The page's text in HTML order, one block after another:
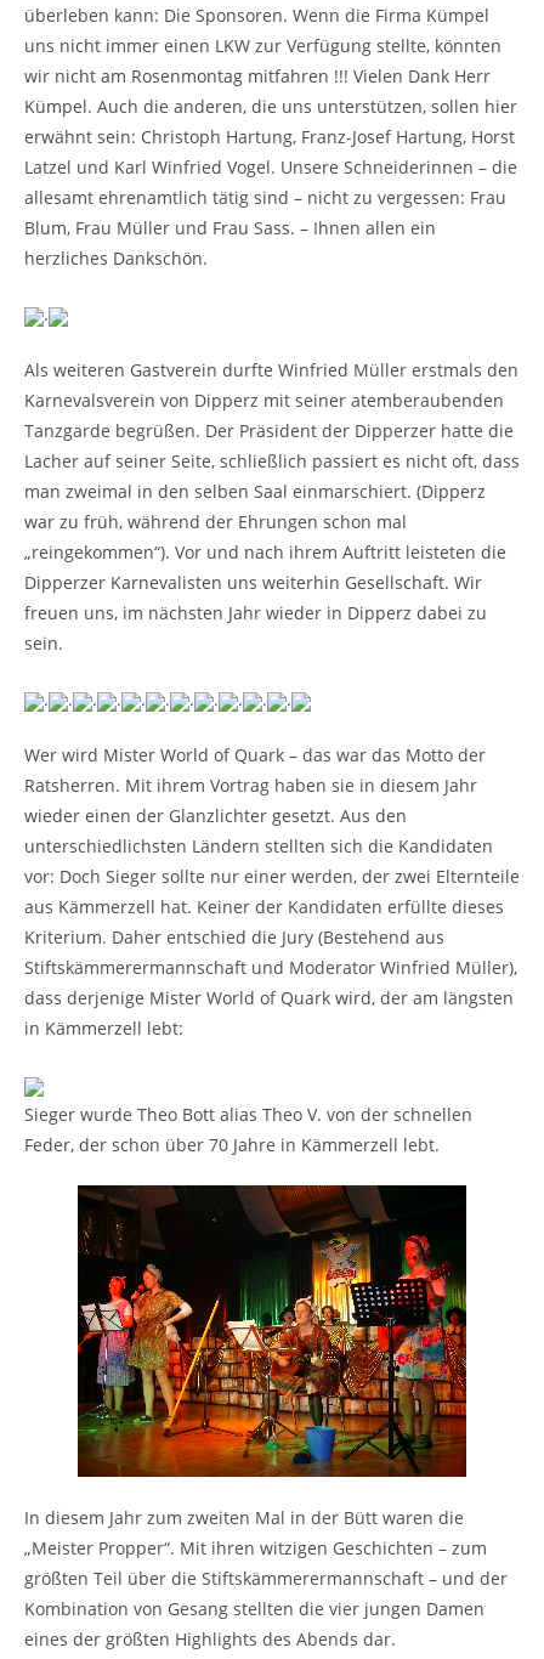
überleben kann: Die Sponsoren. Wenn die Firma Kümpel
uns nicht immer einen LKW zur Verfügung stellte, könnten
wir nicht am Rosenmontag mitfahren !!! Vielen Dank Herr
Kümpel. Auch die anderen, die uns unterstützen, sollen hier
erwähnt sein: Christoph Hartung, Franz-Josef Hartung, Horst
Latzel und Karl Winfried Vogel. Unsere Schneiderinnen – die
allesamt ehrenamtlich tätig sind – nicht zu vergessen: Frau
Blum, Frau Müller und Frau Sass. – Ihnen allen ein
herzliches Dankschön.
.
Als weiteren Gastverein durfte Winfried Müller erstmals den
Karnevalsverein von Dipperz mit seiner atemberaubenden
Tanzgarde begrüßen. Der Präsident der Dipperzer hatte die
Lacher auf seiner Seite, schließlich passiert es nicht oft, dass
man zweimal in den selben Saal einmarschiert. (Dipperz
war zu früh, während der Ehrungen schon mal
„reingekommen“). Vor und nach ihrem Auftritt leisteten die
Dipperzer Karnevalisten uns weiterhin Gesellschaft. Wir
freuen uns, im nächsten Jahr wieder in Dipperz dabei zu
sein.
. . . . . . . . . . .
Wer wird Mister World of Quark – das war das Motto der
Ratsherren. Mit ihrem Vortrag haben sie in diesem Jahr
wieder einen der Glanzlichter gesetzt. Aus den
unterschiedlichsten Ländern stellten sich die Kandidaten
vor: Doch Sieger sollte nur einer werden, der zwei Elternteile
aus Kämmerzell hat. Keiner der Kandidaten erfüllte dieses
Kriterium. Daher entschied die Jury (Bestehend aus
Stiftskämmerermannschaft und Moderator Winfried Müller),
dass derjenige Mister World of Quark wird, der am längsten
in Kämmerzell lebt:
Sieger wurde Theo Bott alias Theo V. von der schnellen
Feder, der schon über 70 Jahre in Kämmerzell lebt.
In diesem Jahr zum zweiten Mal in der Bütt waren die
„Meister Propper“. Mit ihren witzigen Geschichten – zum
größten Teil über die Stiftskämmerermannschaft – und der
Kombination von Gesang stellten die vier jungen Damen
eines der größten Highlights des Abends dar.